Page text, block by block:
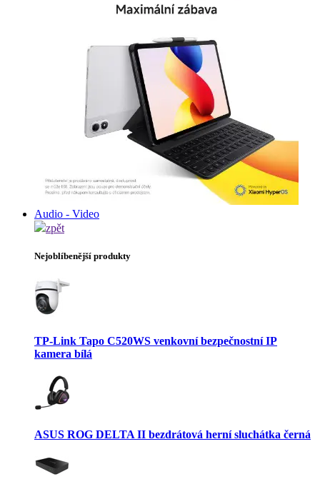
Audio - Video
zpět
Nejoblíbenější produkty
TP-Link Tapo C520WS venkovní bezpečnostní IP
kamera bílá
ASUS ROG DELTA II bezdrátová herní sluchátka černá